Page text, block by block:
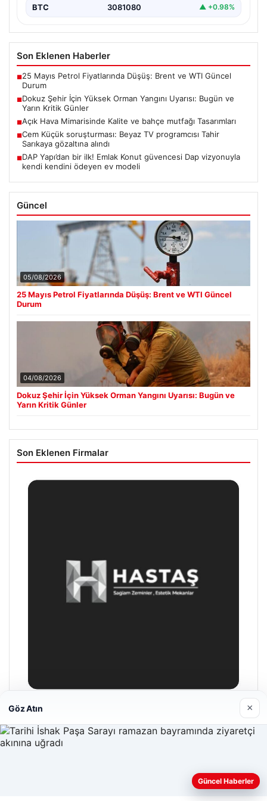
BTC 3081080 ▲ +0.98%
Son Eklenen Haberler
■25 Mayıs Petrol Fiyatlarında Düşüş: Brent ve WTI Güncel
Durum
■Dokuz Şehir İçin Yüksek Orman Yangını Uyarısı: Bugün ve
Yarın Kritik Günler
■Açık Hava Mimarisinde Kalite ve bahçe mutfağı Tasarımları
■Cem Küçük soruşturması: Beyaz TV programcısı Tahir
Sarıkaya gözaltına alındı
■DAP Yapı’dan bir ilk! Emlak Konut güvencesi Dap vizyonuyla
kendi kendini ödeyen ev modeli
Güncel
05/08/2026
25 Mayıs Petrol Fiyatlarında Düşüş: Brent ve WTI Güncel
Durum
04/08/2026
Dokuz Şehir İçin Yüksek Orman Yangını Uyarısı: Bugün ve
Yarın Kritik Günler
Son Eklenen Firmalar
Enes Kaplan Avukatlık Bürosu
28/04/2026
Web sitemizi nasıl kullandığınızı daha iyi anlayabilmek,
Göz Atın ×
Güncel Haberler